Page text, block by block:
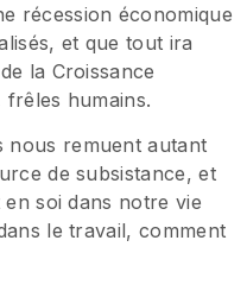
récession économique
et que tout ira
la Croissance
frêles humains.
nous remuent autant
de subsistance, et
en soi dans notre vie
le travail, comment